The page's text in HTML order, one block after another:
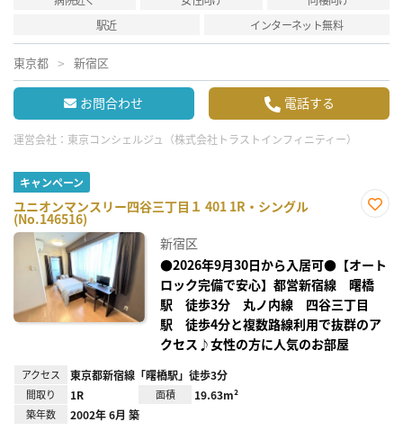
駅近
インターネット無料
東京都 新宿区
お問合わせ 電話する
運営会社： 東京コンシェルジュ（株式会社トラストインフィニティー）
キャンペーン
ユニオンマンスリー四谷三丁目１ 401 1R・シングル
(No.146516)
録
新宿区
●2026年9月30日から入居可●【オート
ロック完備で安心】都営新宿線 曙橋
駅 徒歩3分 丸ノ内線 四谷三丁目
駅 徒歩4分と複数路線利用で抜群のア
クセス♪女性の方に人気のお部屋
アクセス 東京都新宿線「曙橋駅」徒歩3分
間取り 1R 面積 19.63m²
築年数 2002年 6月 築